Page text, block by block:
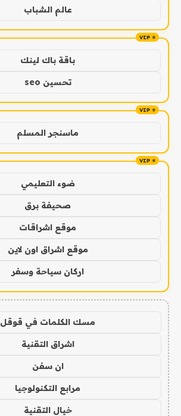
عالم الشباب
باقة باك لينك
تحسين seo
ماسنجر المسلم
ضوء التعليمي
صحيفة برق
موقع اشراقات
موقع اشراق اون لاين
اركان سياحة وسفر
مسك الكلمات في قوقل
اشراق التقنية
ان سفن
مرابع التكنولوجيا
خيال التقنية